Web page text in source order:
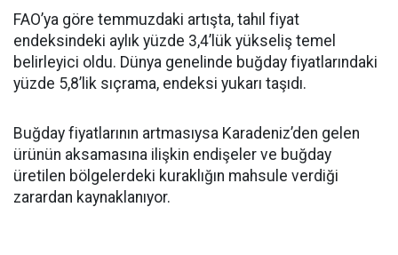
FAO’ya göre temmuzdaki artışta, tahıl fiyat
endeksindeki aylık yüzde 3,4’lük yükseliş temel
belirleyici oldu. Dünya genelinde buğday fiyatlarındaki
yüzde 5,8’lik sıçrama, endeksi yukarı taşıdı.
Buğday fiyatlarının artmasıysa Karadeniz’den gelen
ürünün aksamasına ilişkin endişeler ve buğday
üretilen bölgelerdeki kuraklığın mahsule verdiği
zarardan kaynaklanıyor.